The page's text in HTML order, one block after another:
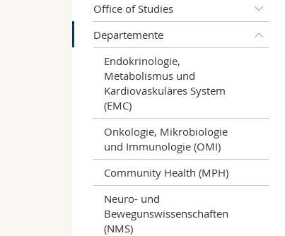
Office of Studies
Departemente
Endokrinologie,
Metabolismus und
Kardiovaskuläres System
(EMC)
Onkologie, Mikrobiologie
und Immunologie (OMI)
Community Health (MPH)
Neuro- und
Bewegunswissenschaften
(NMS)